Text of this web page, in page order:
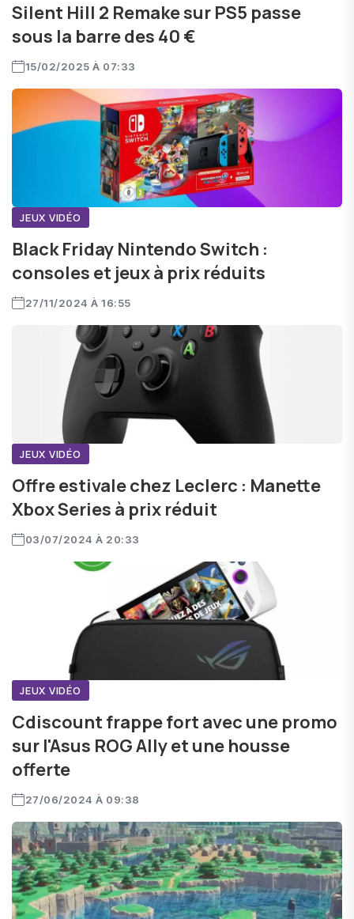
Silent Hill 2 Remake sur PS5 passe
sous la barre des 40 €
15/02/2025 À 07:33
JEUX VIDÉO
Black Friday Nintendo Switch :
consoles et jeux à prix réduits
27/11/2024 À 16:55
JEUX VIDÉO
Offre estivale chez Leclerc : Manette
Xbox Series à prix réduit
03/07/2024 À 20:33
JEUX VIDÉO
Cdiscount frappe fort avec une promo
sur l'Asus ROG Ally et une housse
offerte
27/06/2024 À 09:38